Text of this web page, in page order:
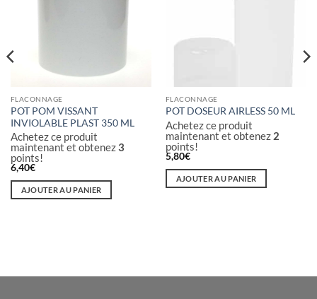
FLACONNAGE
POT POM VISSANT
INVIOLABLE PLAST 350 ML
Achetez ce produit
maintenant et obtenez3
points!
6,40€
AJOUTER AU PANIER
FLACONNAGE
POT DOSEUR AIRLESS 50 ML
Achetez ce produit
maintenant et obtenez 2
points!
5,80€
AJOUTER AU PANIER